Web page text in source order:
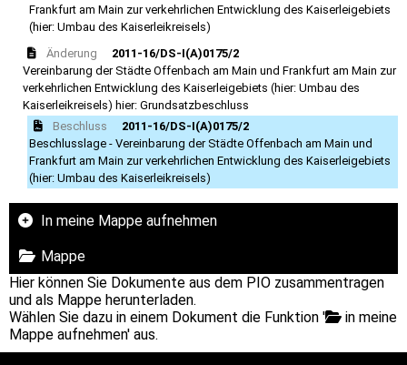
Frankfurt am Main zur verkehrlichen Entwicklung des Kaiserleigebiets
(hier: Umbau des Kaiserleikreisels)
Änderung
2011-16/DS-I(A)0175/2
Vereinbarung der Städte Offenbach am Main und Frankfurt am Main zur
verkehrlichen Entwicklung des Kaiserleigebiets (hier: Umbau des
Kaiserleikreisels) hier: Grundsatzbeschluss
Beschluss
2011-16/DS-I(A)0175/2
Beschlusslage - Vereinbarung der Städte Offenbach am Main und
Frankfurt am Main zur verkehrlichen Entwicklung des Kaiserleigebiets
(hier: Umbau des Kaiserleikreisels)
In meine Mappe aufnehmen
Mappe
Hier können Sie Dokumente aus dem PIO zusammentragen
und als Mappe herunterladen.
Wählen Sie dazu in einem Dokument die Funktion '
in meine
Mappe aufnehmen' aus.